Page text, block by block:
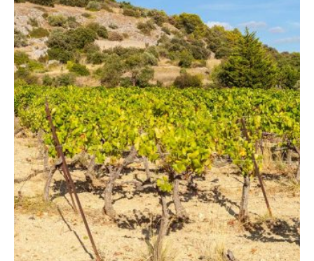
Le vigneron
Je dois à mon père le goût et l’amour du vin